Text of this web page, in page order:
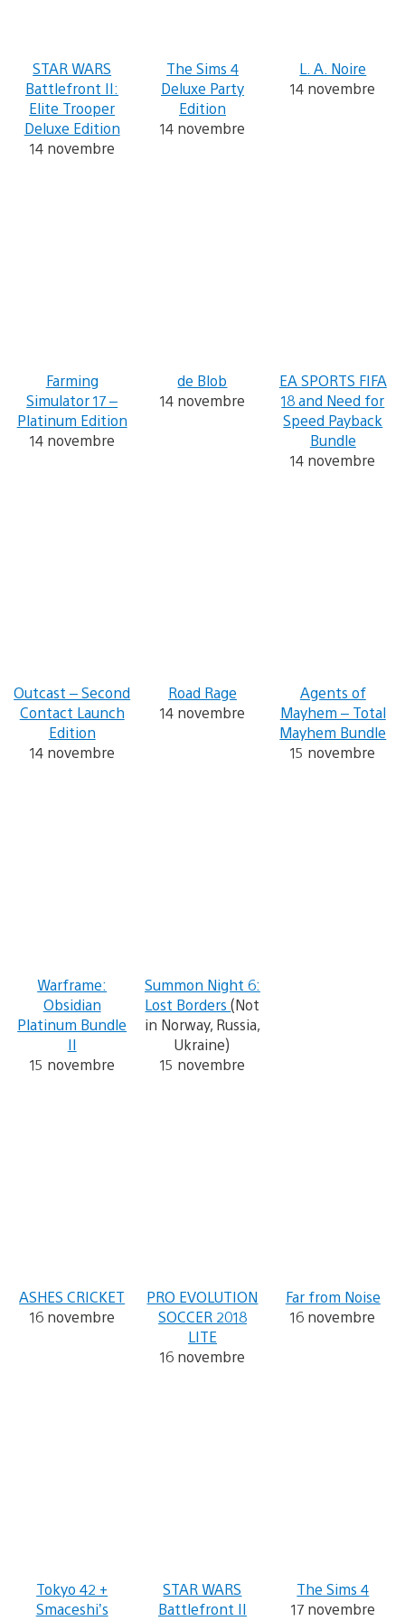
STAR WARS
Battlefront II:
Elite Trooper
Deluxe Edition
14 novembre
The Sims 4
Deluxe Party
Edition
14 novembre
L. A. Noire
14 novembre
Farming
Simulator 17 –
Platinum Edition
14 novembre
de Blob
14 novembre
EA SPORTS FIFA
18 and Need for
Speed Payback
Bundle
14 novembre
Outcast – Second
Contact Launch
Edition
14 novembre
Road Rage
14 novembre
Agents of
Mayhem – Total
Mayhem Bundle
15 novembre
Warframe:
Obsidian
Platinum Bundle
II
15 novembre
Summon Night 6:
Lost Borders(Not
in Norway, Russia,
Ukraine)
15 novembre
ASHES CRICKET
16 novembre
PRO EVOLUTION
SOCCER 2018
LITE
16 novembre
Far from Noise
16 novembre
Tokyo 42 +
Smaceshi’s
STAR WARS
Battlefront II
The Sims 4
17 novembre